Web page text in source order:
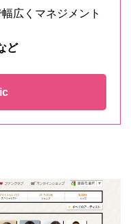
広くマネジメント
ど